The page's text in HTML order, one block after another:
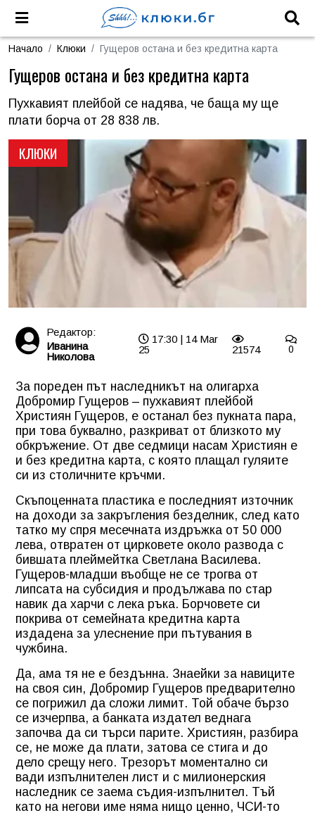
Начало Клюки Гущеров остана и без кредитна карта
КЛЮКИ
Гущеров остана и без кредитна карта
Пухкавият плейбой се надява, че баща му ще
плати борча от 28 838 лв.
Редактор:
Иванина
Николова
17:30 | 14 Mar
25
21574 0
За пореден път наследникът на олигарха
Добромир Гущеров – пухкавият плейбой
Християн Гущеров, е останал без пукната пара,
при това буквално, разкриват от близкото му
обкръжение. От две седмици насам Християн е
и без кредитна карта, с която плащал гуляите
си из столичните кръчми.
Скъпоценната пластика е последният източник
на доходи за закръгления безделник, след като
татко му спря месечната издръжка от 50 000
лева, отвратен от цирковете около развода с
бившата плеймейтка Светлана Василева.
Гущеров-младши въобще не се трогва от
липсата на субсидия и продължава по стар
навик да харчи с лека ръка. Борчовете си
покрива от семейната кредитна карта
издадена за улеснение при пътувания в
чужбина.
Да, ама тя не е бездънна. Знаейки за навиците
на своя син, Добромир Гущеров предварително
се погрижил да сложи лимит. Той обаче бързо
се изчерпва, а банката издател веднага
започва да си търси парите. Християн, разбира
се, не може да плати, затова се стига и до
дело срещу него. Трезорът моментално си
вади изпълнителен лист и с милионерския
наследник се заема съдия-изпълнител. Тъй
като на негови име няма нищо ценно, ЧСИ-то